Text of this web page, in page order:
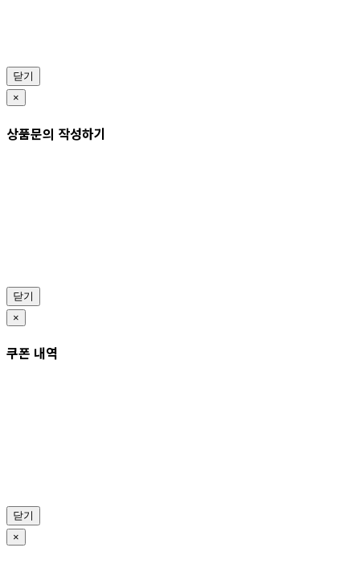
닫기
×
상품문의 작성하기
닫기
×
쿠폰 내역
닫기
×